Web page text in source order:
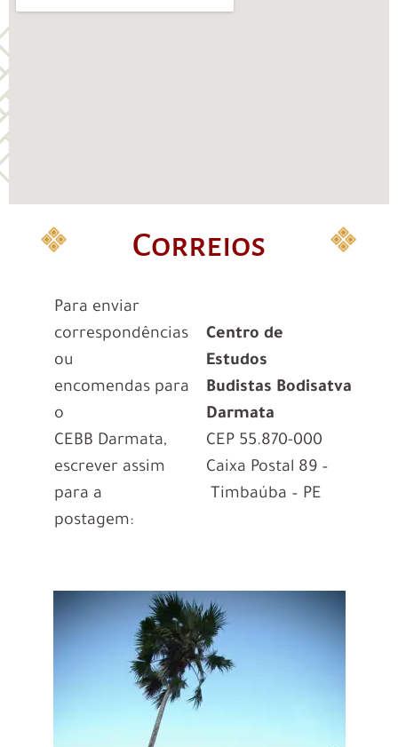
Correios
Para enviar
correspondências
ou
encomendas para
o
CEBB Darmata,
escrever assim
para a
postagem:
Centro de
Estudos
Budistas Bodisatva
Darmata
CEP 55.870-000
Caixa Postal 89 –
Timbaúba – PE